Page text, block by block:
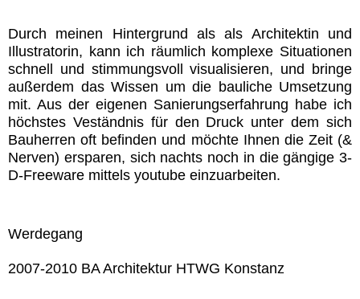
Durch meinen Hintergrund als als Architektin und
Illustratorin, kann ich räumlich komplexe Situationen
schnell und stimmungsvoll visualisieren, und bringe
außerdem das Wissen um die bauliche Umsetzung
mit. Aus der eigenen Sanierungserfahrung habe ich
höchstes Veständnis für den Druck unter dem sich
Bauherren oft befinden und möchte Ihnen die Zeit (&
Nerven) ersparen, sich nachts noch in die gängige 3-
D-Freeware mittels youtube einzuarbeiten.
Werdegang
2007-2010 BA Architektur HTWG Konstanz